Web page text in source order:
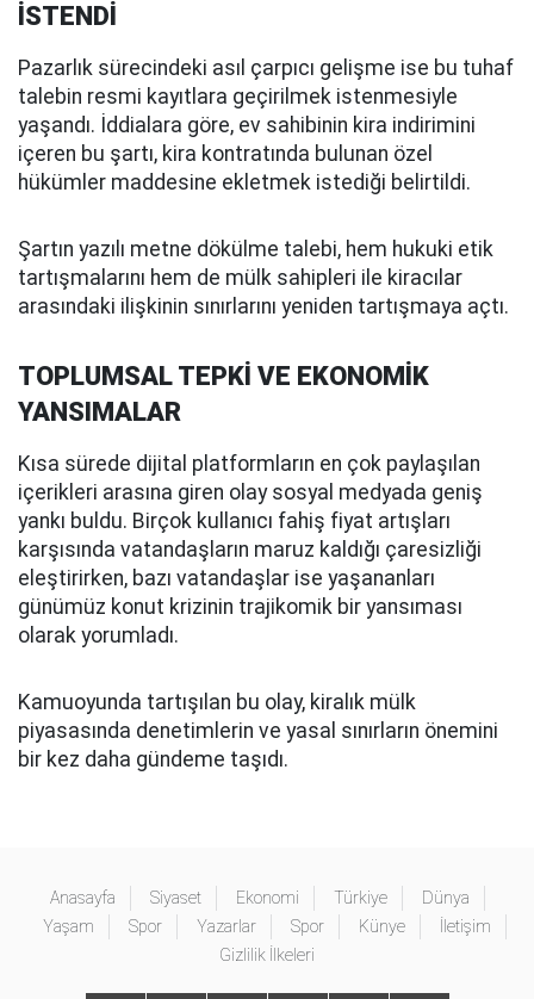
İSTENDİ
Pazarlık sürecindeki asıl çarpıcı gelişme ise bu tuhaf
talebin resmi kayıtlara geçirilmek istenmesiyle
yaşandı. İddialara göre, ev sahibinin kira indirimini
içeren bu şartı, kira kontratında bulunan özel
hükümler maddesine ekletmek istediği belirtildi.
Şartın yazılı metne dökülme talebi, hem hukuki etik
tartışmalarını hem de mülk sahipleri ile kiracılar
arasındaki ilişkinin sınırlarını yeniden tartışmaya açtı.
TOPLUMSAL TEPKİ VE EKONOMİK
YANSIMALAR
Kısa sürede dijital platformların en çok paylaşılan
içerikleri arasına giren olay sosyal medyada geniş
yankı buldu. Birçok kullanıcı fahiş fiyat artışları
karşısında vatandaşların maruz kaldığı çaresizliği
eleştirirken, bazı vatandaşlar ise yaşananları
günümüz konut krizinin trajikomik bir yansıması
olarak yorumladı.
Kamuoyunda tartışılan bu olay, kiralık mülk
piyasasında denetimlerin ve yasal sınırların önemini
bir kez daha gündeme taşıdı.
Anasayfa Siyaset Ekonomi Türkiye
Dünya
Yaşam
Spor Yazarlar Spor Künye
İletişim
Gizlilik İlkeleri